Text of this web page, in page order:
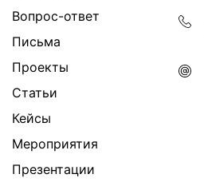
Вопрос-ответ
Письма
Проекты
Статьи
Кейсы
Мероприятия
Презентации